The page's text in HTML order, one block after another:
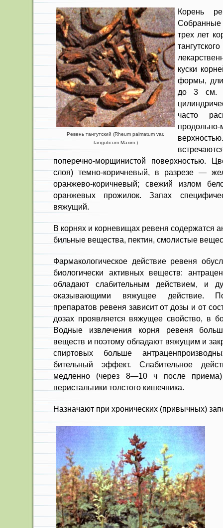
Ревень тангутский (Rheum palmatum var.
tanguticum Maxim.)
Корень
трех лет
куски
формы,
до 3 см.
часто
поперечно-морщинистой поверхностью.
слоя) темно-корич­невый, в разрезе —
оранжево-коричневый; све­жий излом
оранжевых прожилок. Запах
вяжущий.
В корнях и корневищах ревеня со­держатся
бильные вещества, пектин, смолистые
Фармакологическое действие реве­ня
био­логически активных веществ:
обладают слабительным действием, и
оказывающими вяжущее действие.
препаратов ревеня зависит от до­зы и от
дозах проявляется вяжущее свойство, в
Водные из­влечения корня ревеня
веществ и поэтому обладают вяжущим и
спиртовых больше
бительный эффект. Слабительное
медленно (че­рез 8—10 ч после
перистальтики толстого ки­шечника.
Назначают при хронических (при­вычных)